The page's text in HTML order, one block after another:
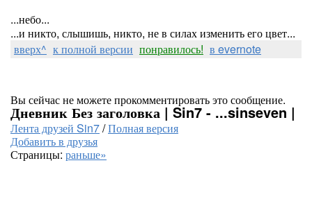
...небо...
...и никто, слышишь, никто, не в силах изменить его цвет...
вверх^ к полной версии понравилось! в evernote
Вы сейчас не можете прокомментировать это сообщение.
Дневник Без заголовка | Sin7 - ...sinseven |
Лента друзей Sin7/Полная версия
Добавить в друзья
Страницы: раньше»